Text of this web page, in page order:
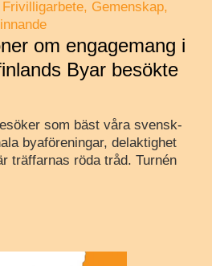
Frivilligarbete Gemenskap
om engagemang i
Byar besökte
som bäst våra svensk-
byaföreningar, delaktighet
träffarnas röda tråd. Turnén